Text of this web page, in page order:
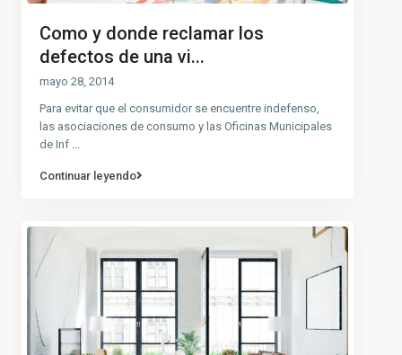
Como y donde reclamar los
defectos de una vi...
mayo 28, 2014
Para evitar que el consumidor se encuentre indefenso,
las asociaciones de consumo y las Oficinas Municipales
de Inf
Continuar leyendo